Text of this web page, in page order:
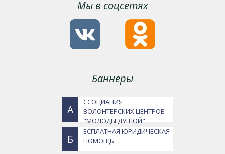
Мы в соцсетях
Баннеры
А
ССОЦИАЦИЯ
ВОЛОНТЕРСКИХ ЦЕНТРОВ
"МОЛОДЫ ДУШОЙ"
Б
ЕСПЛАТНАЯ ЮРИДИЧЕСКАЯ
ПОМОЩЬ